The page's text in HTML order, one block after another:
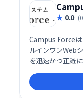
0.0
Campus Force
ルインワンWeb
を迅速かつ正確
ます。主要ブラ
ストールは不要
す。